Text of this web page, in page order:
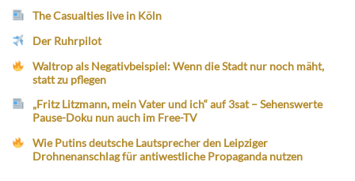
The Casualties live in Köln
Der Ruhrpilot
Waltrop als Negativbeispiel: Wenn die Stadt nur noch mäht,
statt zu pflegen
„Fritz Litzmann, mein Vater und ich“ auf 3sat – Sehenswerte
Pause-Doku nun auch im Free-TV
Wie Putins deutsche Lautsprecher den Leipziger
Drohnenanschlag für antiwestliche Propaganda nutzen